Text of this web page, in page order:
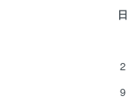
日
2
9